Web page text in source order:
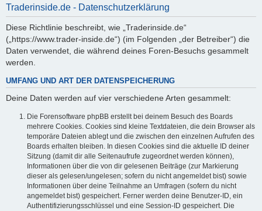
Traderinside.de - Datenschutzerklärung
Diese Richtlinie beschreibt, wie „Traderinside.de“
(„https://www.trader-inside.de“) (im Folgenden „der Betreiber“) die
Daten verwendet, die während deines Foren-Besuchs gesammelt
werden.
UMFANG UND ART DER DATENSPEICHERUNG
Deine Daten werden auf vier verschiedene Arten gesammelt:
Die Forensoftware phpBB erstellt bei deinem Besuch des Boards
mehrere Cookies. Cookies sind kleine Textdateien, die dein Browser als
temporäre Dateien ablegt und die zwischen den einzelnen Aufrufen des
Boards erhalten bleiben. In diesen Cookies sind die aktuelle ID deiner
Sitzung (damit dir alle Seitenaufrufe zugeordnet werden können),
Informationen über die von dir gelesenen Beiträge (zur Markierung
dieser als gelesen/ungelesen; sofern du nicht angemeldet bist) sowie
Informationen über deine Teilnahme an Umfragen (sofern du nicht
angemeldet bist) gespeichert. Ferner werden deine Benutzer-ID, ein
Authentifizierungsschlüssel und eine Session-ID gespeichert. Die